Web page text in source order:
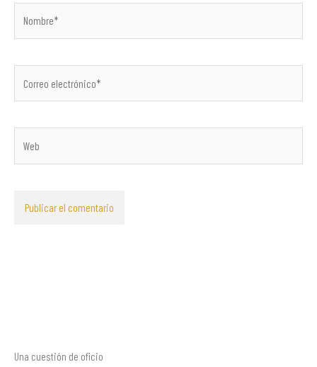
electrónico*
Una cuestión de oficio